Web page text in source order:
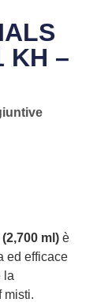
KH –
ml)è
ed efficace
la
misti.